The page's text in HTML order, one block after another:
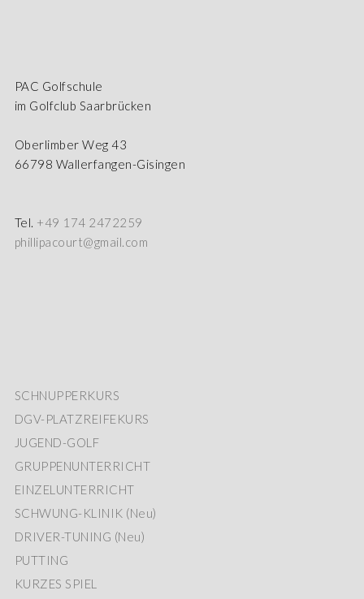
PAC Golfschule
im Golfclub Saarbrücken
Oberlimber Weg 43
66798 Wallerfangen-Gisingen
Tel. +49 174 2472259
phillipacourt@gmail.com
SCHNUPPERKURS
DGV-PLATZREIFEKURS
JUGEND-GOLF
GRUPPENUNTERRICHT
EINZELUNTERRICHT
SCHWUNG-KLINIK (Neu)
DRIVER-TUNING (Neu)
PUTTING
KURZES SPIEL